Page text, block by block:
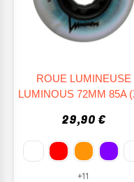
ROUE LUMINEUSE
LUMINOUS 72MM 85A
29,90 €
+11